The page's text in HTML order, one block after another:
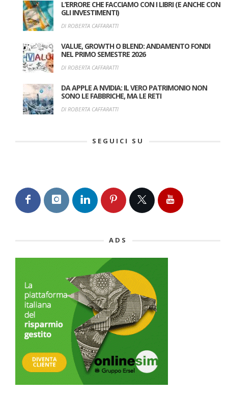
L’ERRORE CHE FACCIAMO CON I LIBRI (E ANCHE CON
GLI INVESTIMENTI)
DI ROBERTA CAFFARATTI
VALUE, GROWTH O BLEND: ANDAMENTO FONDI
NEL PRIMO SEMESTRE 2026
DI ROBERTA CAFFARATTI
DA APPLE A NVIDIA: IL VERO PATRIMONIO NON
SONO LE FABBRICHE, MA LE RETI
DI ROBERTA CAFFARATTI
SEGUICI SU
ADS